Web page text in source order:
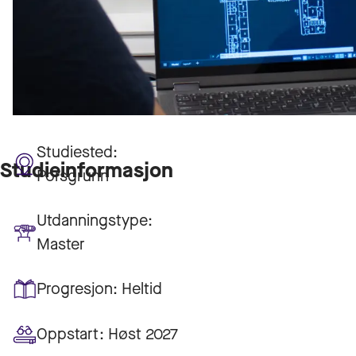
Studieinformasjon
Studiested:
Porsgrunn
Utdanningstype:
Master
Progresjon: Heltid
Oppstart: Høst 2027